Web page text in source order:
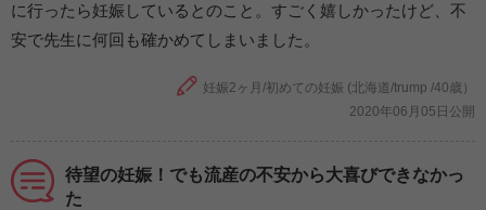
に行ったら妊娠しているとのこと。すごく嬉しかったけど、不
安で先生に何回も確かめてしまいました。
妊娠2ヶ月/初めての妊娠 (北海道/trump /40歳）
2020年06月05日公開
待望の妊娠！でも流産の不安から大喜びできなかっ
た